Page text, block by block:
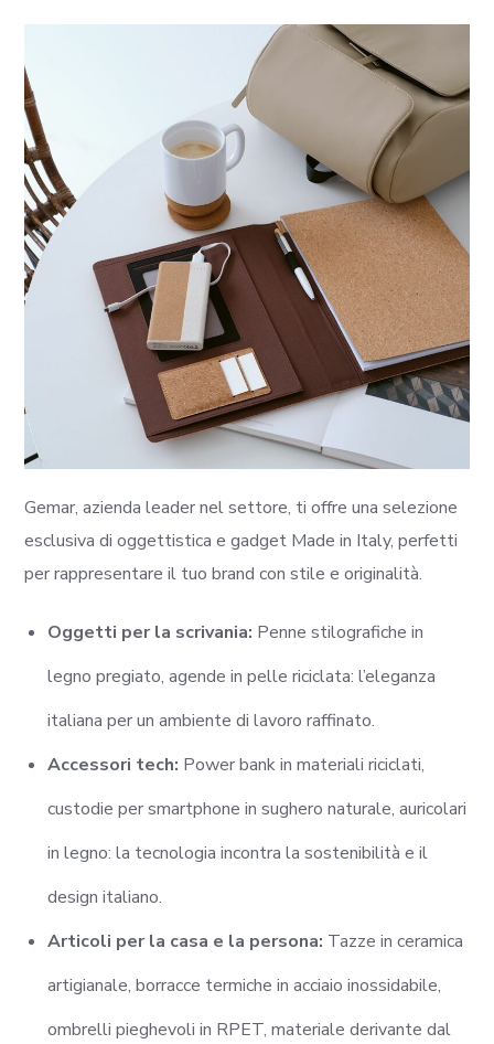
Gemar, azienda leader nel settore, ti offre una selezione
esclusiva di oggettistica e gadget Made in Italy, perfetti
per rappresentare il tuo brand con stile e originalità.
Oggetti per la scrivania: Penne stilografiche in
legno pregiato, agende in pelle riciclata: l’eleganza
italiana per un ambiente di lavoro raffinato.
Accessori tech: Power bank in materiali riciclati,
custodie per smartphone in sughero naturale, auricolari
in legno: la tecnologia incontra la sostenibilità e il
design italiano.
Articoli per la casa e la persona: Tazze in ceramica
artigianale, borracce termiche in acciaio inossidabile,
ombrelli pieghevoli in RPET, materiale derivante dal